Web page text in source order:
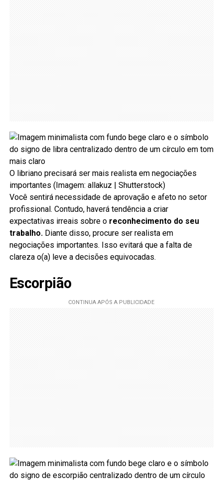
O libriano precisará ser mais realista em negociações
importantes (Imagem: allakuz | Shutterstock)
Você sentirá necessidade de aprovação e afeto no setor
profissional. Contudo, haverá tendência a criar
expectativas irreais sobre oreconhecimento do seu
trabalho. Diante disso, procure ser realista em
negociações importantes. Isso evitará que a falta de
clareza o(a) leve a decisões equivocadas.
Escorpião